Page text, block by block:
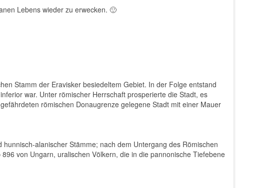
Lebens wieder zu erwecken. 🙂
Stamm der Eravisker besiedeltem Gebiet. In der Folge entstand
war. Unter römischer Herrschaft prosperierte die Stadt, es
römischen Donaugrenze gelegene Stadt mit einer Mauer
alanischer Stämme; nach dem Untergang des Römischen
von Ungarn, uralischen Völkern, die in die pannonische Tiefebene